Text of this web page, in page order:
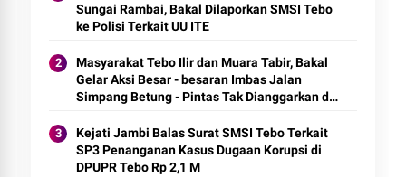
Sungai Rambai, Bakal Dilaporkan SMSI Tebo
ke Polisi Terkait UU ITE
Masyarakat Tebo Ilir dan Muara Tabir, Bakal
Gelar Aksi Besar - besaran Imbas Jalan
Simpang Betung - Pintas Tak Dianggarkan di
Kejati Jambi Balas Surat SMSI Tebo Terkait
SP3 Penanganan Kasus Dugaan Korupsi di
DPUPR Tebo Rp 2,1 M